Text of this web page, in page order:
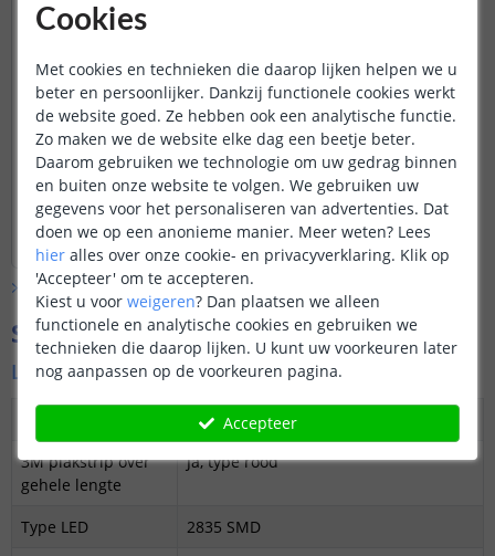
Ik heb interesse in de led
parasolverlichting. Ik vroeg me hierbij af of
worden dan? Of zijn deze makkelijk
demonteerbaar?
Dat is een open vraag die me tegen houdt
nu al te bestellen.
Door Degraef op zondag 31 mei 2020
Het is mogelijk om de parasol nog dicht
te klappen met de ledstrips reeds
gemonteerd. Ze zijn eventueel ook
eenvoudig te demonteren, maar dit
zou niet nodig hoeven zijn.
Bekijk antwoord
Door Lizzy op dinsdag 2 juni 2020
Bekijk alle Vraag & antwoord
Specificaties
Led strip warm wit
Ja
3M plakstrip over
gehele lengte
Ja, type rood
Type LED
2835 SMD
Cookies
Met cookies en technieken die daarop lijken helpen we u
beter en persoonlijker. Dankzij functionele cookies werkt
de website goed. Ze hebben ook een analytische functie.
Zo maken we de website elke dag een beetje beter.
Daarom gebruiken we technologie om uw gedrag binnen
en buiten onze website te volgen. We gebruiken uw
gegevens voor het personaliseren van advertenties. Dat
doen we op een anonieme manier. Meer weten? Lees
hier alles over onze cookie- en privacyverklaring. Klik op
'Accepteer' om te accepteren.
Kiest u voor weigeren? Dan plaatsen we alleen
functionele en analytische cookies en gebruiken we
technieken die daarop lijken. U kunt uw voorkeuren later
nog aanpassen op de voorkeuren pagina.
Accepteer